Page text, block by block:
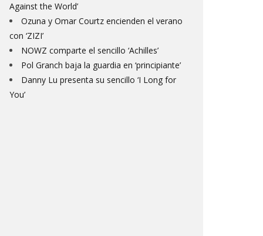
Against the World’
Ozuna y Omar Courtz encienden el verano
con ‘ZIZI’
NOWZ comparte el sencillo ‘Achilles’
Pol Granch baja la guardia en ‘principiante’
Danny Lu presenta su sencillo ‘I Long for
You’